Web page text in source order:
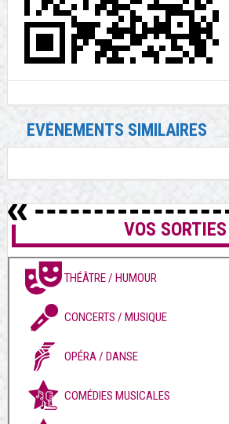
EVÉNEMENTS SIMILAIRES
VOS SORTIES
THÉÂTRE / HUMOUR
CONCERTS / MUSIQUE
OPÉRA / DANSE
COMÉDIES MUSICALES